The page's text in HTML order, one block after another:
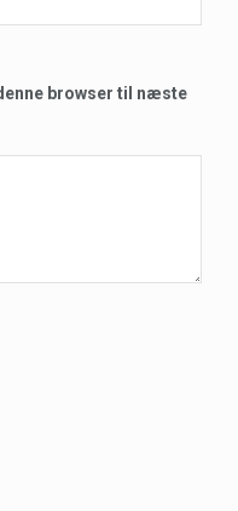
browser til næste